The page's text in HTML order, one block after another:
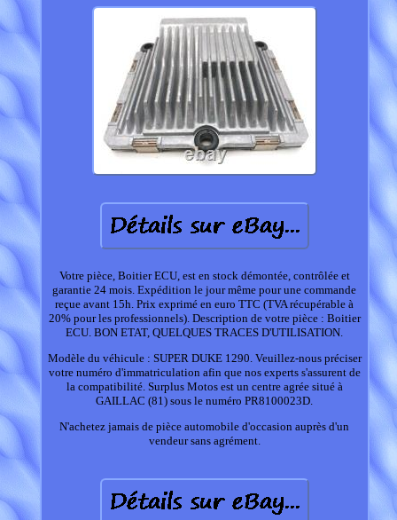
Votre pièce, Boitier ECU, est en stock démontée, contrôlée et
garantie 24 mois. Expédition le jour même pour une commande
reçue avant 15h. Prix exprimé en euro TTC (TVA récupérable à
20% pour les professionnels). Description de votre pièce : Boitier
ECU. BON ETAT, QUELQUES TRACES D'UTILISATION.
Modèle du véhicule : SUPER DUKE 1290. Veuillez-nous préciser
votre numéro d'immatriculation afin que nos experts s'assurent de
la compatibilité. Surplus Motos est un centre agrée situé à
GAILLAC (81) sous le numéro PR8100023D.
N'achetez jamais de pièce automobile d'occasion auprès d'un
vendeur sans agrément.